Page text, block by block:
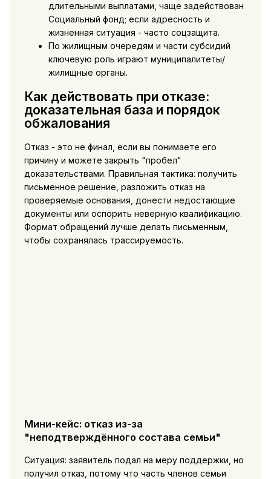
длительными выплатами, чаще задействован
Социальный фонд; если адресность и
жизненная ситуация - часто соцзащита.
По жилищным очередям и части субсидий
ключевую роль играют муниципалитеты/
жилищные органы.
Как действовать при отказе:
доказательная база и порядок
обжалования
Отказ - это не финал, если вы понимаете его
причину и можете закрыть "пробел"
доказательствами. Правильная тактика: получить
письменное решение, разложить отказ на
проверяемые основания, донести недостающие
документы или оспорить неверную квалификацию.
Формат обращений лучше делать письменным,
чтобы сохранялась трассируемость.
Мини-кейс: отказ из-за
"неподтверждённого состава семьи"
Ситуация: заявитель подал на меру поддержки, но
получил отказ, потому что часть членов семьи